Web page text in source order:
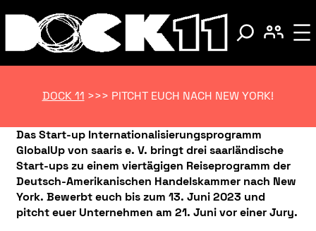
DOCK 11 >>> PITCHT EUCH NACH NEW YORK!
Das Start-up Internationalisierungsprogramm
GlobalUp von saaris e. V. bringt drei saarländische
Start-ups zu einem viertägigen Reiseprogramm der
Deutsch-Amerikanischen Handelskammer nach New
York. Bewerbt euch bis zum 13. Juni 2023 und
pitcht euer Unternehmen am 21. Juni vor einer Jury.